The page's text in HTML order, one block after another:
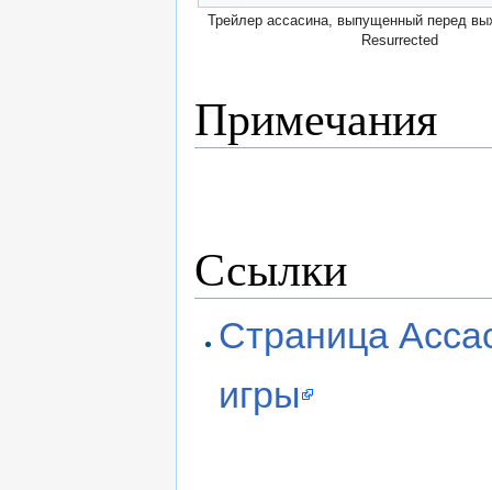
Трейлер ассасина, выпущенный перед
Resurrected
Примечания
Ссылки
Страница
игры